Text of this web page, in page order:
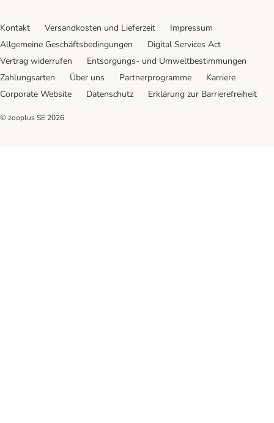
Kontakt Versandkosten und Lieferzeit
Impressum
Allgemeine Geschäftsbedingungen
Digital Services Act
Vertrag widerrufen
Entsorgungs- und Umweltbestimmungen
Zahlungsarten
Über uns Partnerprogramme
Karriere
Corporate Website
Datenschutz Erklärung zur Barrierefreiheit
© zooplus SE 2026